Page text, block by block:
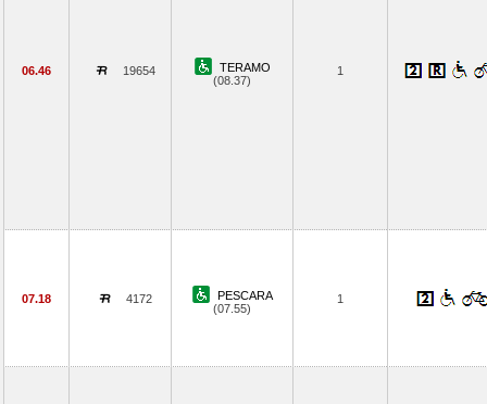
06.46 19654
TERAMO
(08.37)
1
07.18 4172
PESCARA
(07.55)
1